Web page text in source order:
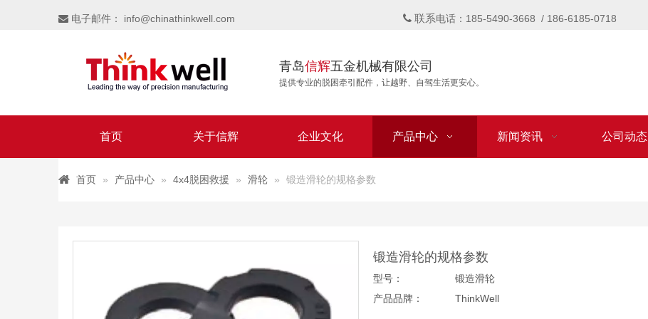
 电子邮件： info@chinathinkwell.com  联系电话：185-5490-3668 / 186-6185-0718
青岛信辉五金机械有限公司
提供专业的脱困牵引配件，让越野、自驾生活更安心。
首页 关于信辉 企业文化 产品中心 新闻资讯 公司动态
首页 » 产品中心 » 4x4脱困救援 » 滑轮 » 锻造滑轮的规格参数
锻造滑轮的规格参数
型号：
锻造滑轮
产品品牌：
ThinkWell